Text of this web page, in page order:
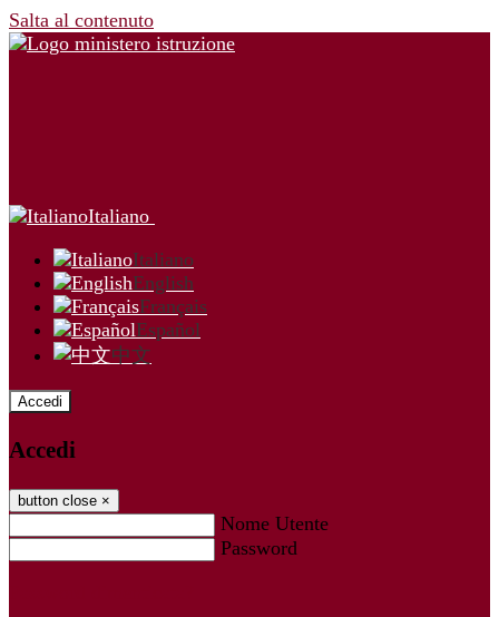
Salta al contenuto
Italiano
Italiano
English
Français
Español
中文
Accedi
Accedi
button close ×
Nome Utente
Password